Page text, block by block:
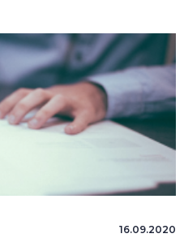
16.09.2020